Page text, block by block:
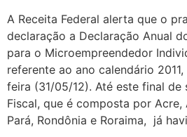
A Receita Federal alerta que o
declaração a Declaração Anual
para o Microempreendedor
referente ao ano calendário
feira (31/05/12). Até este final de
Fiscal, que é composta por Acre,
Pará, Rondônia e Roraima, já